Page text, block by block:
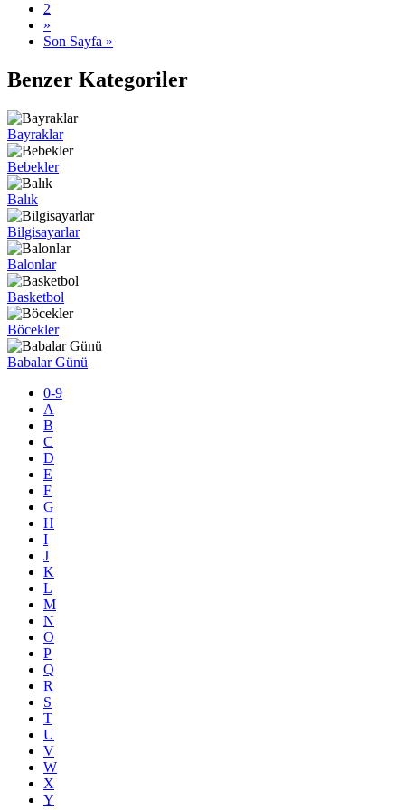
2
»
Son Sayfa »
Benzer Kategoriler
Bayraklar
Bebekler
Balık
Bilgisayarlar
Balonlar
Basketbol
Böcekler
Babalar Günü
0-9
A
B
C
D
E
F
G
H
I
J
K
L
M
N
O
P
Q
R
S
T
U
V
W
X
Y